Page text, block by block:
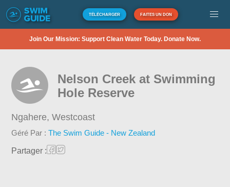
TÉLÉCHARGER FAITES UN DON
Join Our Mission: Support Clean Water Today. Donate Now.
Nelson Creek at Swimming
Hole Reserve
Ngahere,Westcoast
Géré Par :The Swim Guide - New Zealand
Partager :